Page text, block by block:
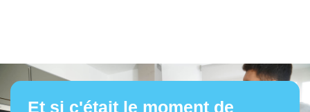
Et si c'était le moment de